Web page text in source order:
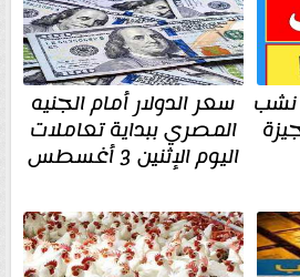
نشب سعر الدولار أمام الجنيه
المصري ببداية تعاملات
اليوم الإثنين 3 أغسطس